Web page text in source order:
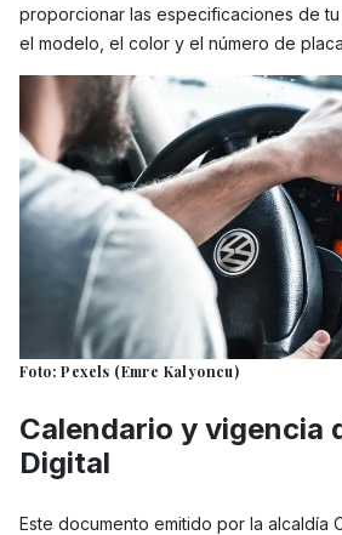
proporcionar las especificaciones de
el modelo, el color y el número de
Foto: Pexels (Emre Kalyoncu)
Calendario y vigencia
Digital
Este documento emitido por la alcaldía